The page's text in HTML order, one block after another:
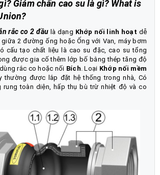
Giảm chấn cao su là gì? What is
rắc co 2 đầu là dạng Khớp nối linh hoạt dễ
2 đường ống hoặc Ống với Van, máy bơm
cấu tạo chất liệu là cao su đặc, cao su tổng
được gia cố thêm lớp bố bằng thép tăng độ
rắc co hoặc nối Bích. Loại Khớp nối mềm
thường được lắp đặt hệ thống trong nhà, Có
rung toàn diện, hấp thụ bù trừ nhiệt độ và co